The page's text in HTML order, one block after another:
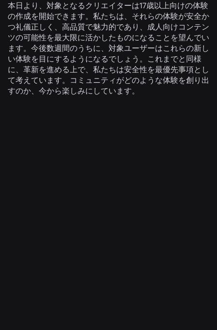
本日より、対象となるクリエイターは17歳以上向けの体験
の作成を開始できます。私たちは、それらの体験が安全か
つ礼儀正しく、高品質で魅力的であり、成人向けコンテン
ツの可能性を最大限に活かしたものになることを望んでい
ます。今後数週間のうちに、対象ユーザーはこれらの新し
い体験を目にするようになるでしょう。これまでと同様
に、革新を進める上で、私たちは安全性を最優先事項とし
て考えています。コミュニティがどのような体験を創り出
すのか、今から楽しみにしています。